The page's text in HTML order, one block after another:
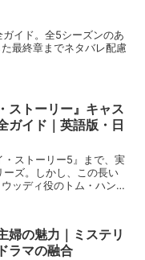
イド。全5シーズンのあ
最終章までネタバレ配慮
ストーリー』キャス
ガイド｜英語版・日
ストーリー5』まで、実
ズ。しかし、この長い
ッディ役のトム・ハンク
婦の魅力｜ミステリ
ラマの融合